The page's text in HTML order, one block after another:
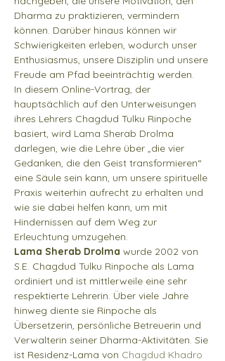
Dharma zu praktizieren, vermindern
können. Darüber hinaus können wir
Schwierigkeiten erleben, wodurch unser
Enthusiasmus, unsere Disziplin und unsere
Freude am Pfad beeinträchtig werden.
In diesem Online-Vortrag, der
hauptsächlich auf den Unterweisungen
ihres Lehrers Chagdud Tulku Rinpoche
basiert, wird Lama Sherab Drolma
darlegen, wie die Lehre über „die vier
Gedanken, die den Geist transformieren“
eine Säule sein kann, um unsere spirituelle
Praxis weiterhin aufrecht zu erhalten und
wie sie dabei helfen kann, um mit
Hindernissen auf dem Weg zur
Erleuchtung umzugehen.
Lama Sherab Drolma wurde 2002 von
S.E. Chagdud Tulku Rinpoche als Lama
ordiniert und ist mittlerweile eine sehr
respektierte Lehrerin. Über viele Jahre
hinweg diente sie Rinpoche als
Übersetzerin, persönliche Betreuerin und
Verwalterin seiner Dharma-Aktivitäten. Sie
ist Residenz-Lama von Chagdud Khadro